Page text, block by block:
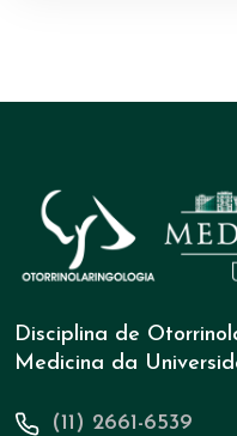
Disciplina de
Medicina da
(11) 2661-6539